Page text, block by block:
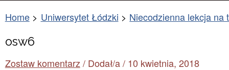
Home Uniwersytet Łódzki Niecodzienna lekcja na
osw6
Zostaw komentarz / Dodał/a / 10 kwietnia, 2018